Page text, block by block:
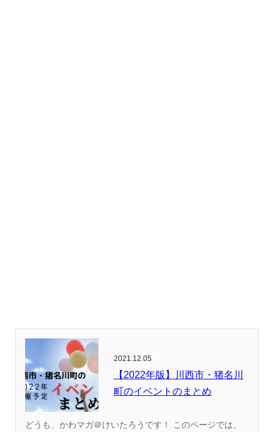
2021.12.05
【2022年版】川西市・猪名川
町のイベントのまとめ
どうも、かわマガ＠けいたろうです！ このページでは、